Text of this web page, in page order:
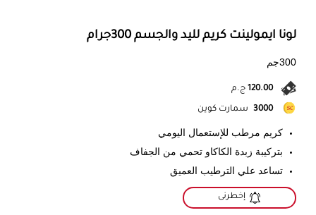
لونا ايمولينت كريم لليد والجسم 300جرام
300جم
120.00 ج.م
3000 سمارت كوين
كريم مرطب للإستعمال اليومي
بتركيبة زبدة الكاكاو تحمي من الجفاف
تساعد علي الترطيب العميق
إخطرنى